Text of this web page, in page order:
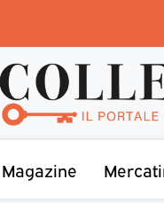
Magazine